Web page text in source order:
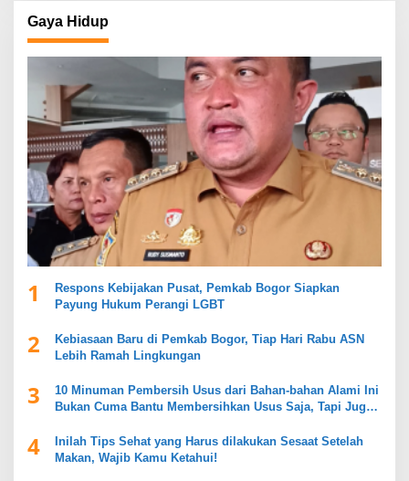
Gaya Hidup
1
Respons Kebijakan Pusat, Pemkab Bogor Siapkan
Payung Hukum Perangi LGBT
2
Kebiasaan Baru di Pemkab Bogor, Tiap Hari Rabu ASN
Lebih Ramah Lingkungan
3
10 Minuman Pembersih Usus dari Bahan-bahan Alami Ini
Bukan Cuma Bantu Membersihkan Usus Saja, Tapi Juga
4
Inilah Tips Sehat yang Harus dilakukan Sesaat Setelah
Makan, Wajib Kamu Ketahui!